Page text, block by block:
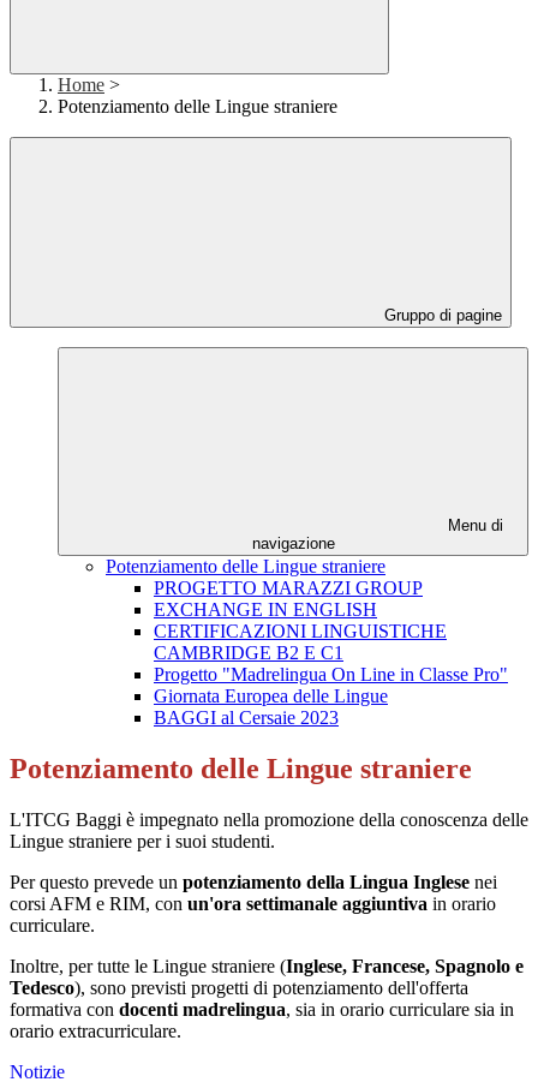
Home >
Potenziamento delle Lingue straniere
Gruppo di pagine
Menu di
navigazione
Potenziamento delle Lingue straniere
PROGETTO MARAZZI GROUP
EXCHANGE IN ENGLISH
CERTIFICAZIONI LINGUISTICHE
CAMBRIDGE B2 E C1
Progetto "Madrelingua On Line in Classe Pro"
Giornata Europea delle Lingue
BAGGI al Cersaie 2023
Potenziamento delle Lingue straniere
L'ITCG Baggi è impegnato nella promozione della conoscenza delle
Lingue straniere per i suoi studenti.
Per questo prevede un potenziamento della Lingua Inglese nei
corsi AFM e RIM, con un'ora settimanale aggiuntiva in orario
curriculare.
Inoltre, per tutte le Lingue straniere (Inglese, Francese, Spagnolo e
Tedesco), sono previsti progetti di potenziamento dell'offerta
formativa con docenti madrelingua, sia in orario curriculare sia in
orario extracurriculare.
Notizie